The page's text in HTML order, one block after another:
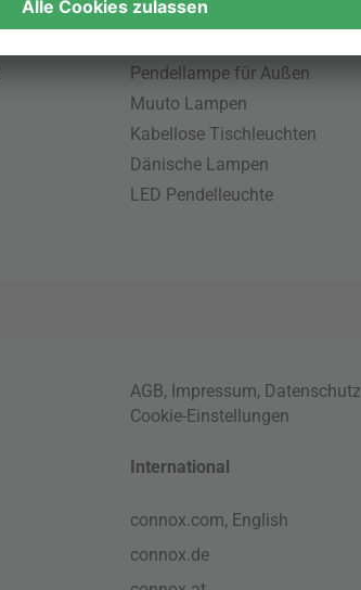
Beliebte Leuchten
Pendellampe für Außen
Muuto Lampen
Kabellose Tischleuchten
Dänische Lampen
LED Pendelleuchte
AGB, Impressum, Datenschutz
Cookie-Einstellungen
International
connox.com, English
connox.de